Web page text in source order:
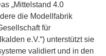
„Mittelstand 4.0
die Modellfabrik
für
e.V.“) unterstützt sie
validiert und in den